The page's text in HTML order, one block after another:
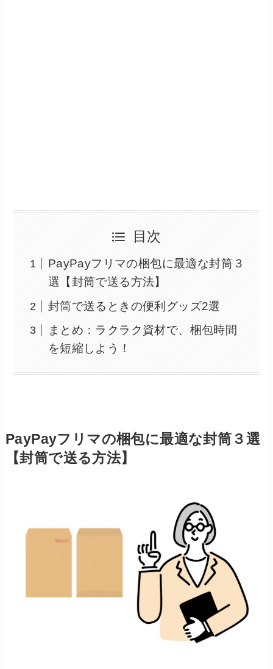
目次
PayPayフリマの梱包に最適な封筒３
選【封筒で送る方法】
封筒で送るときの便利グッズ2選
まとめ：ラクラク資材で、梱包時間
を短縮しよう！
PayPayフリマの梱包に最適な封筒３選
【封筒で送る方法】